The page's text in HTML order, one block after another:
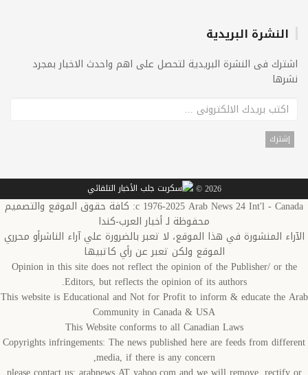
النشرة البريدية
اشترك فى النشرة البريدية لتحصل على اهم واحدث الاخبار بمجرد
نشرها
2026 ©
c 1976-2025 Arab News 24 Int'l - Canada: كافة حقوق الموقع والتصميم
محفوظة لـ أخبار العرب-كندا
الآراء المنشورة في هذا الموقع، لا تعبر بالضرورة علي آراء الناشرأو محرري
الموقع ولكن تعبر عن رأي كاتبيها
Opinion in this site does not reflect the opinion of the Publisher/ or the
Editors, but reflects the opinion of its authors.
This website is Educational and Not for Profit to inform & educate the Arab
Community in Canada & USA
This Website conforms to all Canadian Laws
Copyrights infringements: The news published here are feeds from different
media, if there is any concern,